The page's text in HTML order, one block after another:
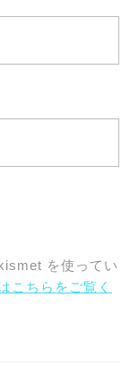
を使ってい
こちらをご覧く